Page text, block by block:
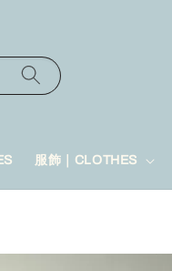
服飾｜CLOTHES